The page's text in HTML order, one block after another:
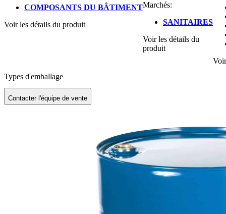
COMPOSANTS DU BÂTIMENT
Voir les détails du produit
Marchés:
SANITAIRES
Voir les détails du
produit
Types d'emballage
Contacter l'équipe de vente